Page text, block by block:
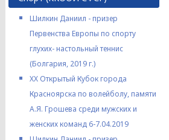
Шилкин Даниил - призер
Первенства Европы по спорту
глухих- настольный теннис
(Болгария, 2019 г.)
XX Открытый Кубок города
Красноярска по волейболу, памяти
А.Я. Грошева среди мужских и
женских команд 6-7.04.2019